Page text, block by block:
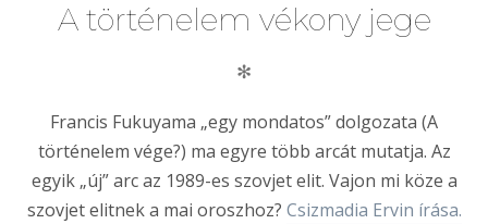
A történelem vékony jege
✻
Francis Fukuyama „egy mondatos” dolgozata (A
történelem vége?) ma egyre több arcát mutatja. Az
egyik „új” arc az 1989-es szovjet elit. Vajon mi köze a
szovjet elitnek a mai oroszhoz? Csizmadia Ervin írása.